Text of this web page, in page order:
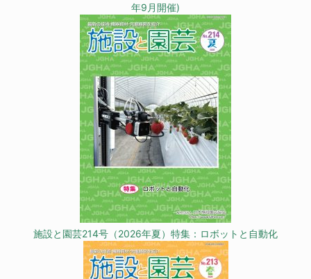
年9月開催)
施設と園芸214号（2026年夏）特集：ロボットと自動化